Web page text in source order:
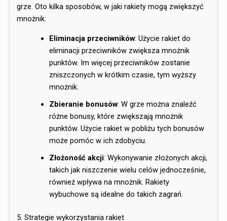
grze. Oto kilka sposobów, w jaki rakiety mogą zwiększyć
mnożnik:
Eliminacja przeciwników: Użycie rakiet do
eliminacji przeciwników zwiększa mnożnik
punktów. Im więcej przeciwników zostanie
zniszczonych w krótkim czasie, tym wyższy
mnożnik.
Zbieranie bonusów: W grze można znaleźć
różne bonusy, które zwiększają mnożnik
punktów. Użycie rakiet w pobliżu tych bonusów
może pomóc w ich zdobyciu.
Złożoność akcji: Wykonywanie złożonych akcji,
takich jak niszczenie wielu celów jednocześnie,
również wpływa na mnożnik. Rakiety
wybuchowe są idealne do takich zagrań.
5. Strategie wykorzystania rakiet